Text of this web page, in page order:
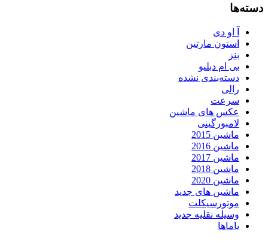
دسته‌ها
آ او دی
استون مارتین
بنز
بی ام دبلیو
دسته‌بندی نشده
رالی
سرعت
عکس های ماشین
لامبورگینی
ماشین 2015
ماشین 2016
ماشین 2017
ماشین 2018
ماشین 2020
ماشین های جدید
موتورسیکلت
وسیله نقلیه جدید
یاماها